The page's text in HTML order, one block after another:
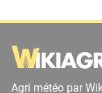
Agri météo par